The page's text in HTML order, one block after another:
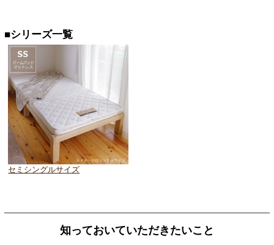
■シリーズ一覧
セミシングルサイズ
知っておいていただきたいこと